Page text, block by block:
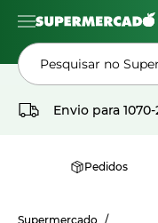
Pesquisar no
Envio para
Pedidos
Supermercado